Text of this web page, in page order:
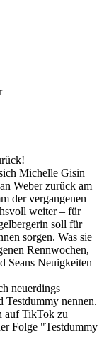
Michelle Gisin
Weber zurück am
der vergangenen
weiter – für
soll für
sorgen. Was sie
Rennwochen,
Seans Neuigkeiten
neuerdings
Testdummy nennen.
auf TikTok zu
Folge "Testdummy